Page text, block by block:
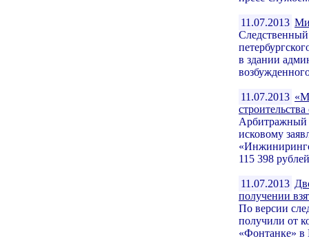
11.07.2013
в здании
11.07.2013
Арбитражный
исковому
115 398
11.07.2013
получении
По версии
получили от
«Фонтанке» в